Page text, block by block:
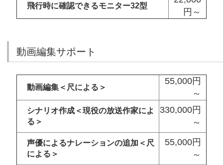
飛行時に確認できるモニター32型
円～
動画編集サポート
動画編集＜尺による＞
55,000円
～
シナリオ作成＜現役の放送作家によ
る＞
330,000円
～
声優によるナレーションの追加＜尺
による＞
55,000円
～